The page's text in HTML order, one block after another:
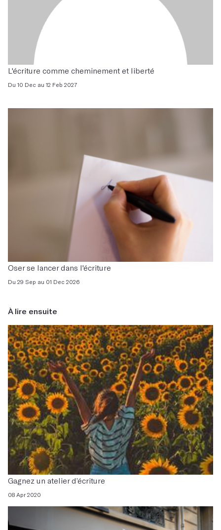
L'écriture comme cheminement et liberté
Du 10 Dec au 12 Feb 2027
Oser se lancer dans l'écriture
Du 29 Sep au 01 Dec 2026
À lire ensuite
Gagnez un atelier d’écriture
08 Apr 2020